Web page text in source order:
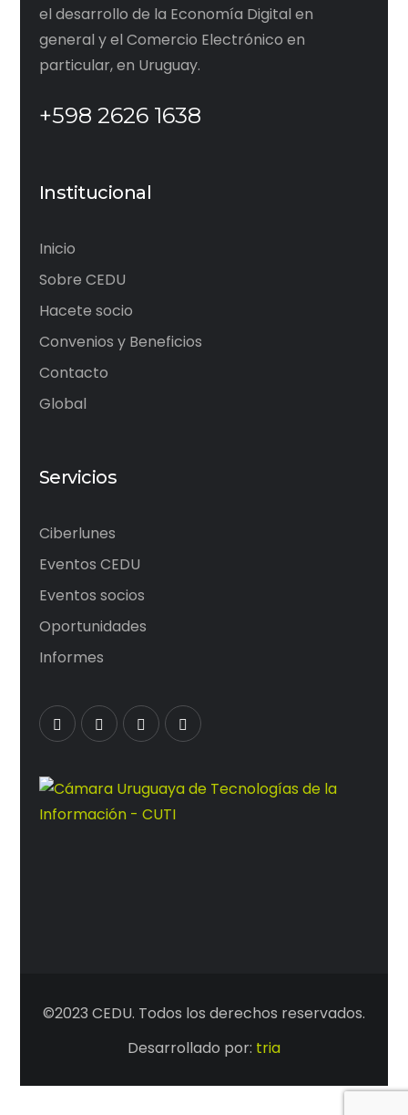
el desarrollo de la Economía Digital en
general y el Comercio Electrónico en
particular, en Uruguay.
+598 2626 1638
Institucional
Inicio
Sobre CEDU
Hacete socio
Convenios y Beneficios
Contacto
Global
Servicios
Ciberlunes
Eventos CEDU
Eventos socios
Oportunidades
Informes
©2023 CEDU. Todos los derechos reservados.
Desarrollado por: tria